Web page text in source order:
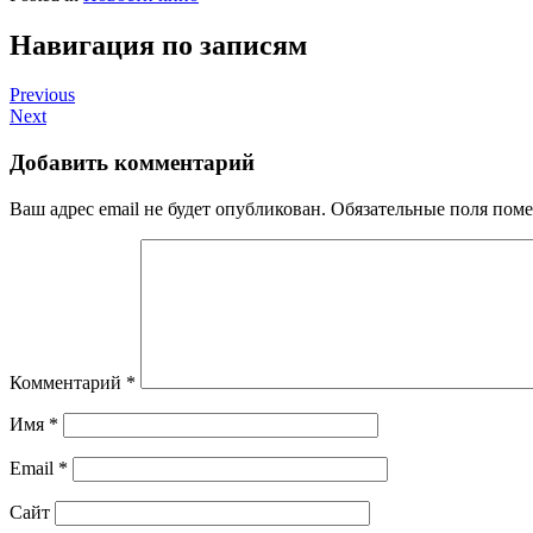
Навигация по записям
Previous
Next
Добавить комментарий
Ваш адрес email не будет опубликован. Обязательные поля
Комментарий *
Имя *
Email *
Сайт